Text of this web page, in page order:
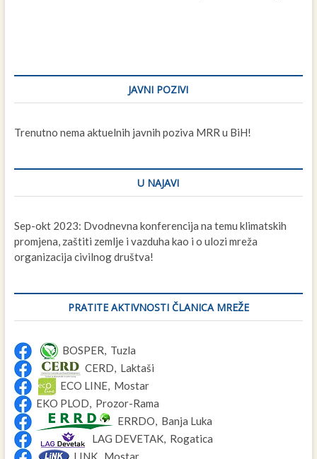
JAVNI POZIVI
Trenutno nema aktuelnih javnih poziva MRR u BiH!
U NAJAVI
Sep-okt 2023: Dvodnevna konferencija na temu klimatskih
promjena, zaštiti zemlje i vazduha kao i o ulozi mreža
organizacija civilnog društva!
PRATITE AKTIVNOSTI ČLANICA MREŽE
BOSPER, Tuzla
CERD, Laktaši
ECO LINE, Mostar
EKO PLOD, Prozor-Rama
ERRDO, Banja Luka
LAG DEVETAK, Rogatica
LINK, Mostar